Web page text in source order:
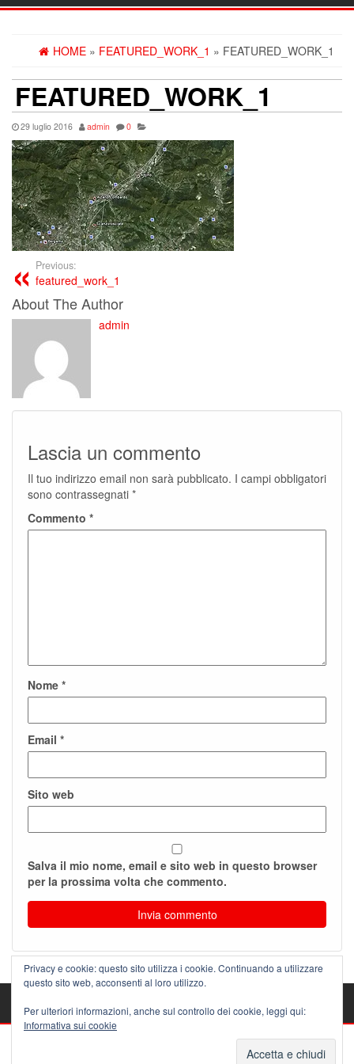
HOME » FEATURED_WORK_1 » FEATURED_WORK_1
FEATURED_WORK_1
29 luglio 2016 admin 0
Previous:
featured_work_1
About The Author
admin
Lascia un commento
Il tuo indirizzo email non sarà pubblicato. I campi obbligatori
sono contrassegnati *
Commento *
Nome *
Email *
Sito web
Salva il mio nome, email e sito web in questo browser
per la prossima volta che commento.
|THEME:ALPHA
Privacy e cookie: questo sito utilizza i cookie. Continuando a utilizzare
questo sito web, acconsenti al loro utilizzo.
Per ulteriori informazioni, anche sul controllo dei cookie, leggi qui:
Informativa sui cookie